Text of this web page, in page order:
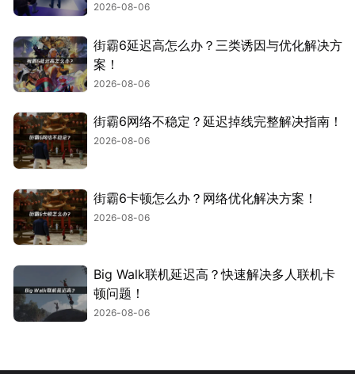
2026-08-06
街霸6延迟高怎么办？三类诱因与优化解决方
案！
2026-08-06
街霸6网络不稳定？延迟掉线完整解决指南！
2026-08-06
街霸6卡顿怎么办？网络优化解决方案！
2026-08-06
Big Walk联机延迟高？快速解决多人联机卡
顿问题！
2026-08-06